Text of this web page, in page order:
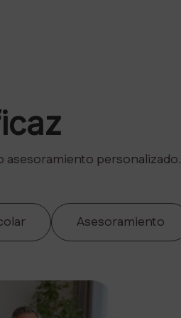
personalizado.
Asesoramiento